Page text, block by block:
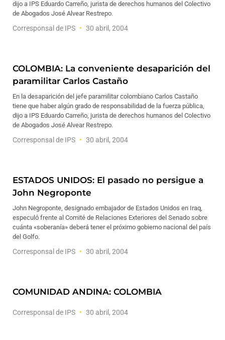
dijo a IPS Eduardo Carreño, jurista de derechos humanos del Colectivo
de Abogados José Alvear Restrepo.
Corresponsal de IPS 30 abril, 2004
COLOMBIA: La conveniente desaparición del
paramilitar Carlos Castaño
En la desaparición del jefe paramilitar colombiano Carlos Castaño
tiene que haber algún grado de responsabilidad de la fuerza pública,
dijo a IPS Eduardo Carreño, jurista de derechos humanos del Colectivo
de Abogados José Alvear Restrepo.
Corresponsal de IPS 30 abril, 2004
ESTADOS UNIDOS: El pasado no persigue a
John Negroponte
John Negroponte, designado embajador de Estados Unidos en Iraq,
especuló frente al Comité de Relaciones Exteriores del Senado sobre
cuánta «soberanía» deberá tener el próximo gobierno nacional del país
del Golfo.
Corresponsal de IPS 30 abril, 2004
COMUNIDAD ANDINA: COLOMBIA
Corresponsal de IPS 30 abril, 2004